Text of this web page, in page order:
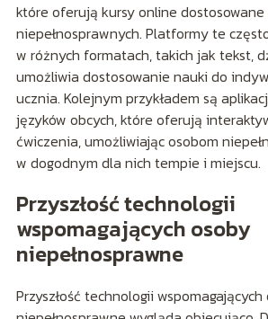
które oferują kursy online
niepełnosprawnych. Platformy te
w różnych formatach, takich jak tekst,
umożliwia dostosowanie nauki do
ucznia. Kolejnym przykładem są
języków obcych, które oferują
ćwiczenia, umożliwiając osobom
w dogodnym dla nich tempie i miejscu.
Przyszłość technologii
wspomagających osoby
niepełnosprawne
Przyszłość technologii